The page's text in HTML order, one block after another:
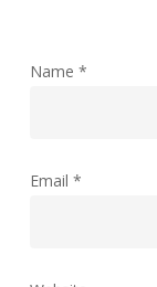
Name *
Email *